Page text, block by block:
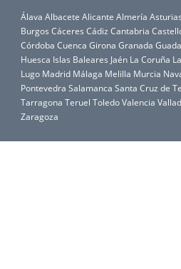
Álava Albacete Alicante Almería Asturias
Burgos Cáceres Cádiz Cantabria
Córdoba Cuenca Girona Granada
Huesca Islas Baleares Jaén La Coruña
Lugo Madrid Málaga Melilla Murcia
Pontevedra Salamanca Santa Cruz de
Tarragona Teruel ToledoValencia
Zaragoza